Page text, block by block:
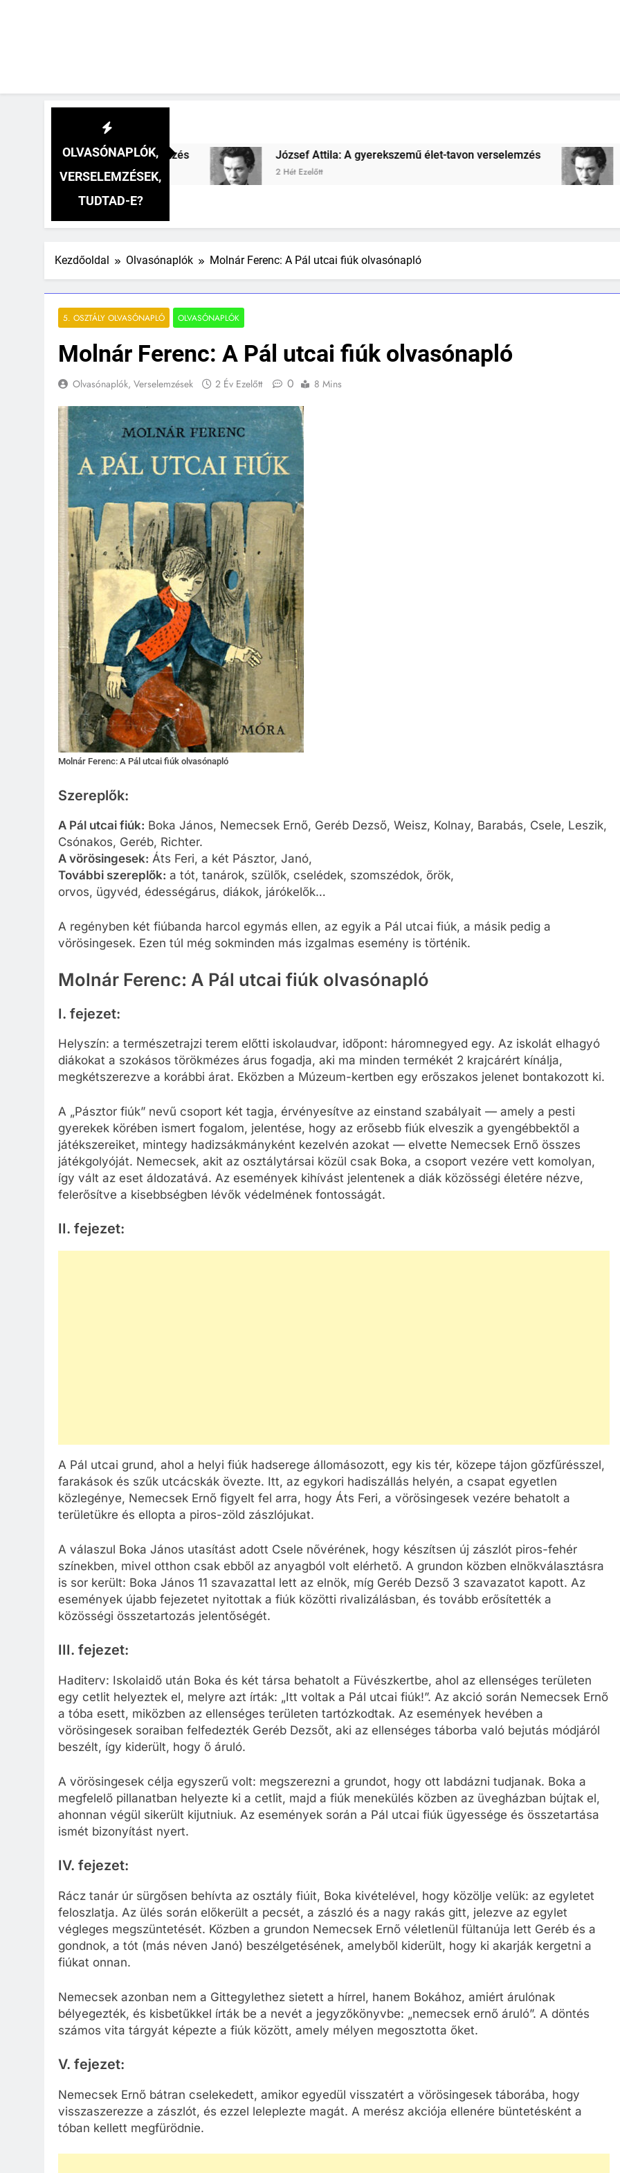
OLVASÓNAPLÓK,
VERSELEMZÉSEK,
TUDTAD-E?
verselemzés József Attila: A gyerekszemű élet-tavon verselemzés
2 Hét Ezelőtt
József Attila: A
2 Hét Ezelőtt
Kezdőoldal Olvasónaplók Molnár Ferenc: A Pál utcai fiúk olvasónapló
5. OSZTÁLY OLVASÓNAPLÓ OLVASÓNAPLÓK
Molnár Ferenc: A Pál utcai fiúk olvasónapló
Olvasónaplók, Verselemzések 2 Év Ezelőtt 0 8 Mins
Molnár Ferenc: A Pál utcai fiúk olvasónapló
Szereplők:
A Pál utcai fiúk: Boka János, Nemecsek Ernő, Geréb Dezső, Weisz, Kolnay, Barabás, Csele, Leszik,
Csónakos, Geréb, Richter.
A vörösingesek: Áts Feri, a két Pásztor, Janó,
További szereplők: a tót, tanárok, szülők, cselédek, szomszédok, őrök,
orvos, ügyvéd, édességárus, diákok, járókelők…
A regényben két fiúbanda harcol egymás ellen, az egyik a Pál utcai fiúk, a másik pedig a
vörösingesek. Ezen túl még sokminden más izgalmas esemény is történik.
Molnár Ferenc: A Pál utcai fiúk olvasónapló
I. fejezet:
Helyszín: a természetrajzi terem előtti iskolaudvar, időpont: háromnegyed egy. Az iskolát elhagyó
diákokat a szokásos törökmézes árus fogadja, aki ma minden termékét 2 krajcárért kínálja,
megkétszerezve a korábbi árat. Eközben a Múzeum-kertben egy erőszakos jelenet bontakozott ki.
A „Pásztor fiúk” nevű csoport két tagja, érvényesítve az einstand szabályait — amely a pesti
gyerekek körében ismert fogalom, jelentése, hogy az erősebb fiúk elveszik a gyengébbektől a
játékszereiket, mintegy hadizsákmányként kezelvén azokat — elvette Nemecsek Ernő összes
játékgolyóját. Nemecsek, akit az osztálytársai közül csak Boka, a csoport vezére vett komolyan,
így vált az eset áldozatává. Az események kihívást jelentenek a diák közösségi életére nézve,
felerősítve a kisebbségben lévők védelmének fontosságát.
II. fejezet:
A Pál utcai grund, ahol a helyi fiúk hadserege állomásozott, egy kis tér, közepe tájon gőzfűrésszel,
farakások és szűk utcácskák övezte. Itt, az egykori hadiszállás helyén, a csapat egyetlen
közlegénye, Nemecsek Ernő figyelt fel arra, hogy Áts Feri, a vörösingesek vezére behatolt a
területükre és ellopta a piros-zöld zászlójukat.
A válaszul Boka János utasítást adott Csele nővérének, hogy készítsen új zászlót piros-fehér
színekben, mivel otthon csak ebből az anyagból volt elérhető. A grundon közben elnökválasztásra
is sor került: Boka János 11 szavazattal lett az elnök, míg Geréb Dezső 3 szavazatot kapott. Az
események újabb fejezetet nyitottak a fiúk közötti rivalizálásban, és tovább erősítették a
közösségi összetartozás jelentőségét.
III. fejezet:
Haditerv: Iskolaidő után Boka és két társa behatolt a Füvészkertbe, ahol az ellenséges területen
egy cetlit helyeztek el, melyre azt írták: „Itt voltak a Pál utcai fiúk!”. Az akció során Nemecsek Ernő
a tóba esett, miközben az ellenséges területen tartózkodtak. Az események hevében a
vörösingesek soraiban felfedezték Geréb Dezsőt, aki az ellenséges táborba való bejutás módjáról
beszélt, így kiderült, hogy ő áruló.
A vörösingesek célja egyszerű volt: megszerezni a grundot, hogy ott labdázni tudjanak. Boka a
megfelelő pillanatban helyezte ki a cetlit, majd a fiúk menekülés közben az üvegházban bújtak el,
ahonnan végül sikerült kijutniuk. Az események során a Pál utcai fiúk ügyessége és összetartása
ismét bizonyítást nyert.
IV. fejezet:
Rácz tanár úr sürgősen behívta az osztály fiúit, Boka kivételével, hogy közölje velük: az egyletet
feloszlatja. Az ülés során előkerült a pecsét, a zászló és a nagy rakás gitt, jelezve az egylet
végleges megszüntetését. Közben a grundon Nemecsek Ernő véletlenül fültanúja lett Geréb és a
gondnok, a tót (más néven Janó) beszélgetésének, amelyből kiderült, hogy ki akarják kergetni a
fiúkat onnan.
Nemecsek azonban nem a Gittegylethez sietett a hírrel, hanem Bokához, amiért árulónak
bélyegezték, és kisbetűkkel írták be a nevét a jegyzőkönyvbe: „nemecsek ernő áruló”. A döntés
számos vita tárgyát képezte a fiúk között, amely mélyen megosztotta őket.
V. fejezet:
Nemecsek Ernő bátran cselekedett, amikor egyedül visszatért a vörösingesek táborába, hogy
visszaszerezze a zászlót, és ezzel leleplezte magát. A merész akciója ellenére büntetésként a
tóban kellett megfürödnie.